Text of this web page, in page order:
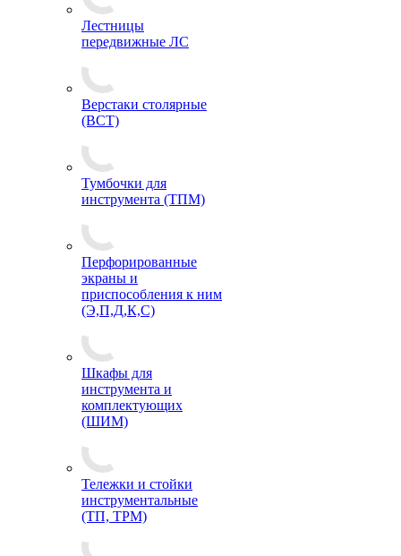
Лестницы
передвижные ЛС
Верстаки столярные
(ВСТ)
Тумбочки для
инструмента (ТПМ)
Перфорированные
экраны и
приспособления к ним
(Э,П,Д,К,С)
Шкафы для
инструмента и
комплектующих
(ШИМ)
Тележки и стойки
инструментальные
(ТП, ТРМ)